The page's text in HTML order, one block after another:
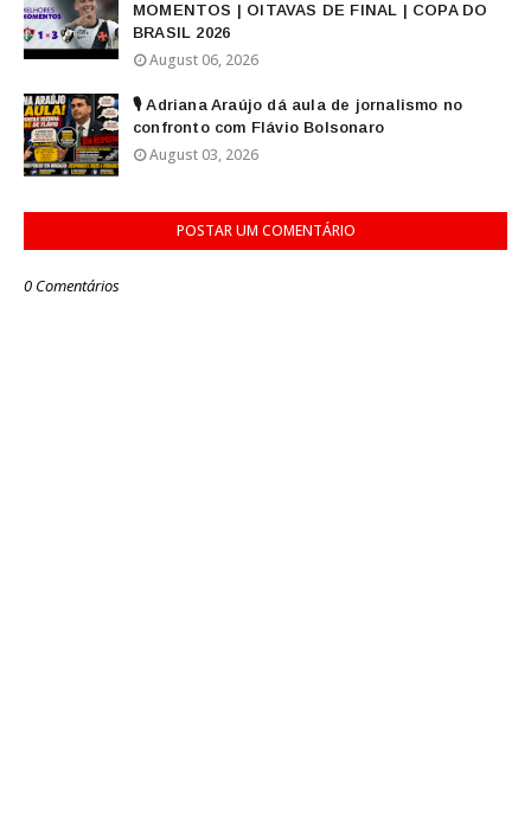
MOMENTOS | OITAVAS DE FINAL | COPA DO
BRASIL 2026
August 06, 2026
🎙️ Adriana Araújo dá aula de jornalismo no
confronto com Flávio Bolsonaro
August 03, 2026
POSTAR UM COMENTÁRIO
0 Comentários